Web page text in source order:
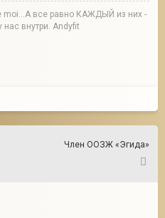
moi...А все равно КАЖДЫЙ из них -
внутри. Andyfit
Член ООЗЖ «Эгида»